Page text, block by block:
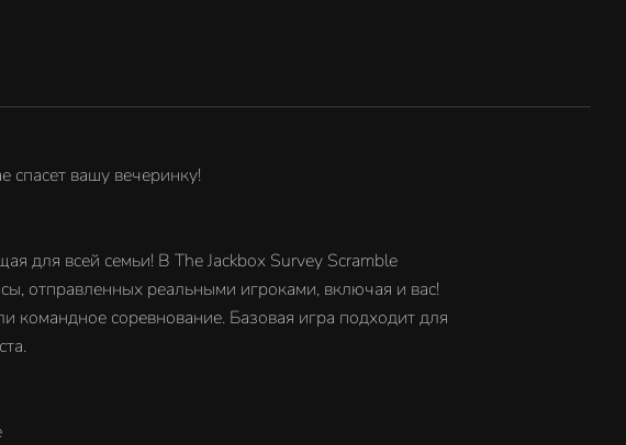
спасет вашу вечеринку!
для всей семьи! В The Jackbox Survey Scramble
отправленных реальными игроками, включая и вас!
соревнование. Базовая игра подходит для